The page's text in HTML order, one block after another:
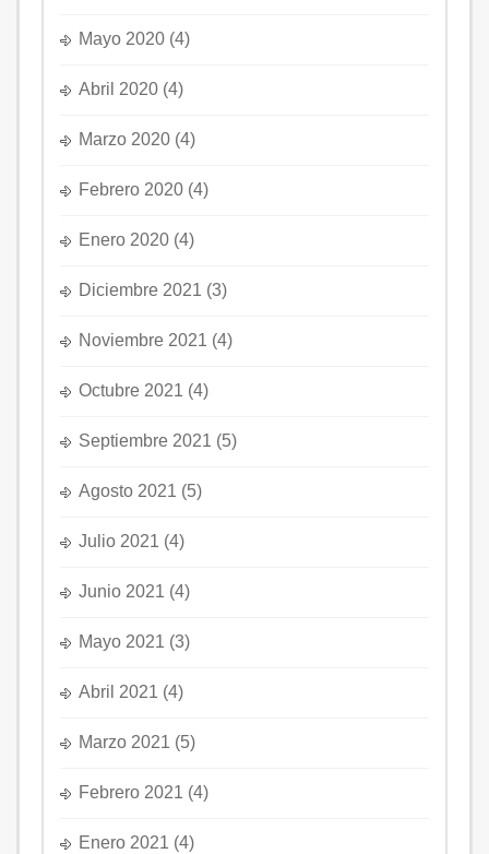
Mayo 2020 (4)
Abril 2020 (4)
Marzo 2020 (4)
Febrero 2020 (4)
Enero 2020 (4)
Diciembre 2021 (3)
Noviembre 2021 (4)
Octubre 2021 (4)
Septiembre 2021 (5)
Agosto 2021 (5)
Julio 2021 (4)
Junio 2021 (4)
Mayo 2021 (3)
Abril 2021 (4)
Marzo 2021 (5)
Febrero 2021 (4)
Enero 2021 (4)